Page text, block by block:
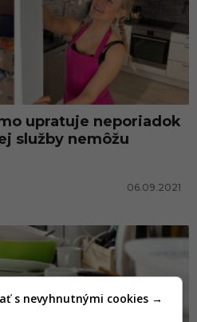
upratuje neporiadok
služby nemôžu
06.09.2021
s nevyhnutnými cookies →